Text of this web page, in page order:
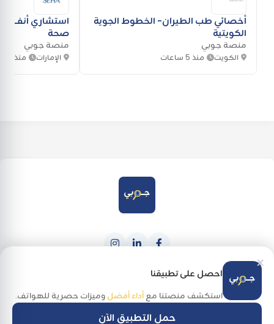
أخصائي طب الطيران- الخطوط الجوية
الكويتية
منصة جوبي
الكويت منذ 5 ساعات
استشاري أنف
صحة
منصة جوبي
الإمارات منذ 6 أيام
App Store
جميع الحقوق محفوظة لـ جوبي @ 2026
× احصل على تطبيقنا
استكشف منصتنا مع أداء أفضلوميزات حصرية للهواتف.
حمل التطبيق الآن